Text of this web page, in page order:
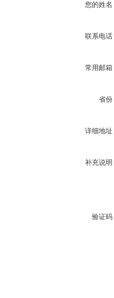
您的姓名
联系电话
常用邮箱
省份
详细地址
补充说明
验证码